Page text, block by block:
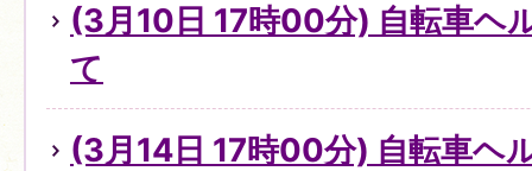
(3月10日 17時00分) 自転車ヘ
て
(3月14日 17時00分) 自転車ヘ